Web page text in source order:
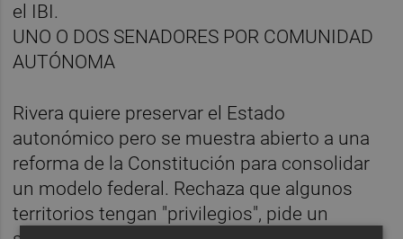
el IBI.
UNO O DOS SENADORES POR COMUNIDAD
AUTÓNOMA
Rivera quiere preservar el Estado
autonómico pero se muestra abierto a una
reforma de la Constitución para consolidar
un modelo federal. Rechaza que algunos
territorios tengan "privilegios", pide un